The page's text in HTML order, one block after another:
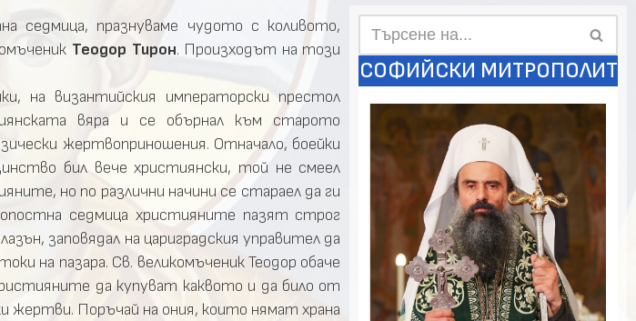
седмица, празнуваме чудото с коливото,
Теодор Тирон. Произходът на този
на византийския императорски престол
вяра и се обърнал към старото
жертвоприношения. Отначало, боейки
бил вече християнски, той не смеел
но по различни начини се стараел да ги
седмица християните пазят строг
заповядал на цариградския управител да
на пазара. Св. великомъченик Теодор обаче
да купуват каквото и да било от
жертви. Поръчай на ония, които нямат храна
СОФИЙСКИ МИТРОПОЛИТ